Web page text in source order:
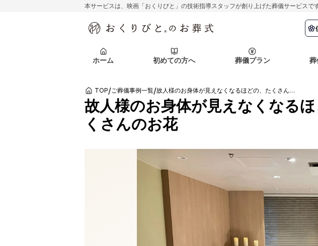
本サービスは、映画「おくりびと」の技術指導スタッフが創り上げた葬儀サービスです
ホーム 初めての方へ
初めての方へ 初めての方へ 納棺の儀
スタッフ一覧 採用情報
葬儀プラン 葬
関東エリア 東京都 埼玉県
北海道エリア
お客様の声 ご葬儀事例 お客様の
葬儀の知識 葬儀の知識 供花のご
初めての方へ 初めての方へ 納棺の
会社を知る スタッフ一覧
関東エリア 東京都 埼玉県
北海道エリア 札幌市
お客様の声 ご葬儀事例 お客様
葬儀の知識 葬儀の知識 供花の
TOP/ご葬儀事例一覧/ 故人様のお身体が見えなくなるほどの、たくさんのお花
故人様のお身体が見えなくなる
くさんのお花